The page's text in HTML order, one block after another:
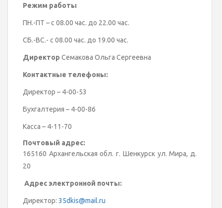
Режим работы
ПН.-ПТ – с 08.00 час. до 22.00 час.
СБ.-ВС.- с 08.00 час. до 19.00 час.
Директор Семакова Ольга Сергеевна
Контактные телефоны:
Директор – 4-00-53
Бухгалтерия – 4-00-86
Касса – 4-11-70
Почтовый адрес:
165160 Архангельская обл. г. Шенкурск ул. Мира, д.
20
Адрес электронной почты:
Директор: 35dkis@mail.ru